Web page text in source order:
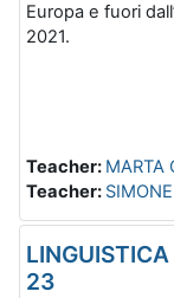
Europa e fuori
2021.
Teacher: MARTA
Teacher:
23